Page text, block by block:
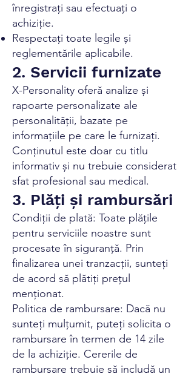
înregistrați sau efectuați o
achiziție.
Respectați toate legile și
reglementările aplicabile.
2. Servicii furnizate
X-Personality oferă analize și
rapoarte personalizate ale
personalității, bazate pe
informațiile pe care le furnizați.
Conținutul este doar cu titlu
informativ și nu trebuie considerat
sfat profesional sau medical.
3. Plăți și rambursări
Condiții de plată: Toate plățile
pentru serviciile noastre sunt
procesate în siguranță. Prin
finalizarea unei tranzacții, sunteți
de acord să plătiți prețul
menționat.
Politica de rambursare: Dacă nu
sunteți mulțumit, puteți solicita o
rambursare în termen de 14 zile
de la achiziție. Cererile de
rambursare trebuie să includă un